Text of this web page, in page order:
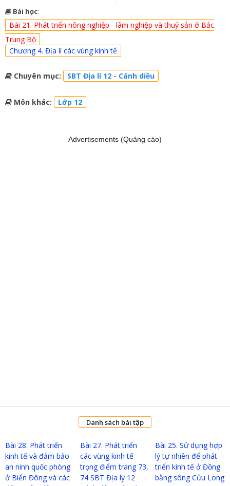
Bài học:
Bài 21. Phát triển nông nghiệp - lâm nghiệp và thuỷ sản ở Bắc
Trung Bộ
Chương 4. Địa lí các vùng kinh tế
Chuyên mục: SBT Địa lí 12 - Cánh diều
Môn khác: Lớp 12
Advertisements (Quảng cáo)
Danh sách bài tập
Bài 28. Phát triển
kinh tế và đảm bảo
an ninh quốc phòng
ở Biển Đông và các
Bài 27. Phát triển
các vùng kinh tế
trọng điểm trang 73,
74 SBT Địa lý 12
Bài 25. Sử dụng hợp
lý tự nhiên để phát
triển kinh tế ở Đồng
bằng sông Cửu Long